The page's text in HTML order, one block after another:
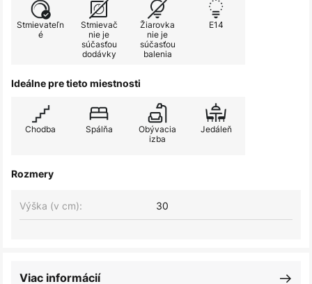
Stmievateľn
é
Stmievač
nie je
súčasťou
dodávky
Žiarovka
nie je
súčasťou
balenia
E14
Ideálne pre tieto miestnosti
Chodba Spálňa
Obývacia
izba
Jedáleň
Rozmery
Výška (v cm): 30
Viac informácií